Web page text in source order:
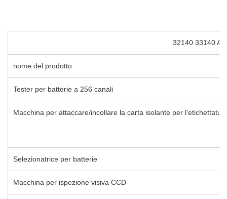
32140 33140
nome del prodotto
Tester per batterie a 256 canali
Macchina per attaccare/incollare la carta isolante per
Selezionatrice per batterie
Macchina per ispezione visiva CCD